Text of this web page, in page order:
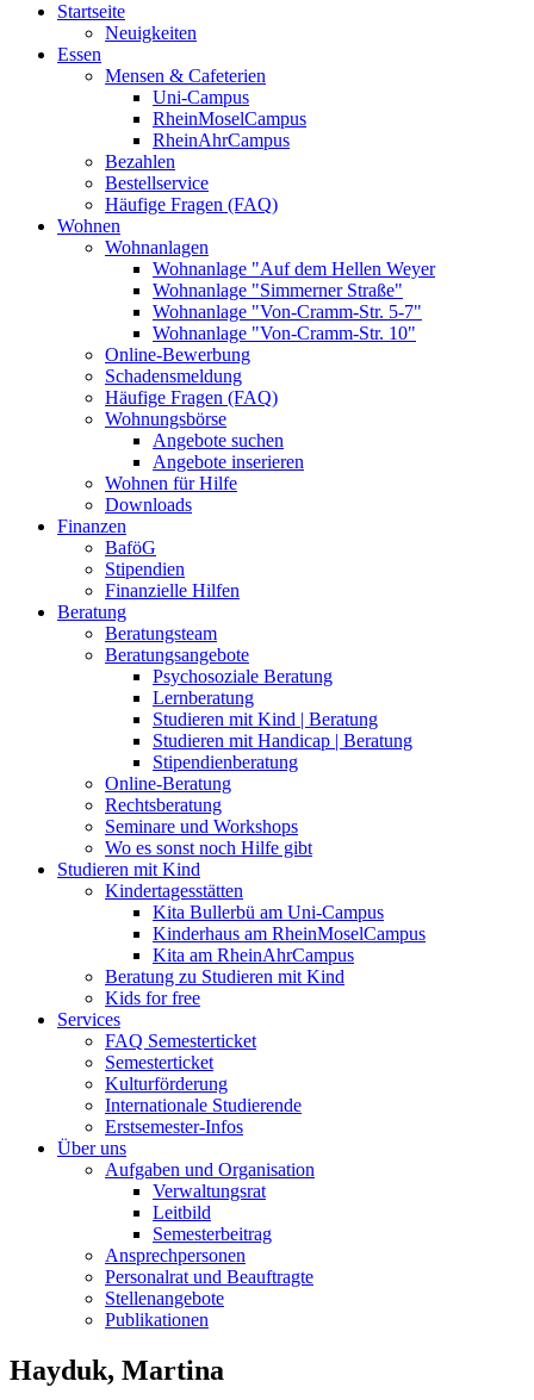
Startseite
Neuigkeiten
Essen
Mensen & Cafeterien
Uni-Campus
RheinMoselCampus
RheinAhrCampus
Bezahlen
Bestellservice
Häufige Fragen (FAQ)
Wohnen
Wohnanlagen
Wohnanlage "Auf dem Hellen Weyer
Wohnanlage "Simmerner Straße"
Wohnanlage "Von-Cramm-Str. 5-7"
Wohnanlage "Von-Cramm-Str. 10"
Online-Bewerbung
Schadensmeldung
Häufige Fragen (FAQ)
Wohnungsbörse
Angebote suchen
Angebote inserieren
Wohnen für Hilfe
Downloads
Finanzen
BaföG
Stipendien
Finanzielle Hilfen
Beratung
Beratungsteam
Beratungsangebote
Psychosoziale Beratung
Lernberatung
Studieren mit Kind | Beratung
Studieren mit Handicap | Beratung
Stipendienberatung
Online-Beratung
Rechtsberatung
Seminare und Workshops
Wo es sonst noch Hilfe gibt
Studieren mit Kind
Kindertagesstätten
Kita Bullerbü am Uni-Campus
Kinderhaus am RheinMoselCampus
Kita am RheinAhrCampus
Beratung zu Studieren mit Kind
Kids for free
Services
FAQ Semesterticket
Semesterticket
Kulturförderung
Internationale Studierende
Erstsemester-Infos
Über uns
Aufgaben und Organisation
Verwaltungsrat
Leitbild
Semesterbeitrag
Ansprechpersonen
Personalrat und Beauftragte
Stellenangebote
Publikationen
Hayduk, Martina